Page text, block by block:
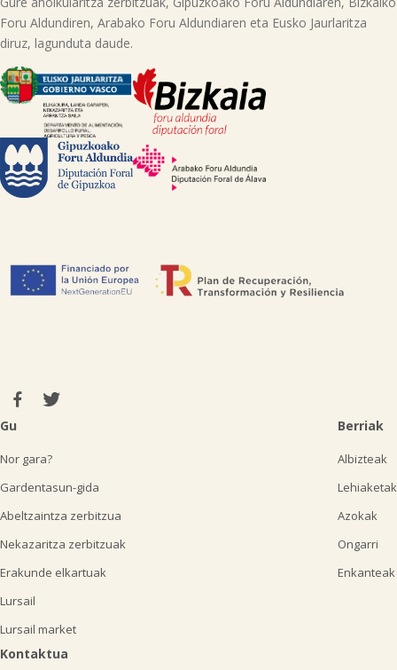
Foru Aldundiren, Arabako Foru Aldundiaren eta Eusko Jaurlaritza
diruz, lagunduta daude.
Gu
Nor gara?
Gardentasun-gida
Abeltzaintza zerbitzua
Nekazaritza zerbitzuak
Erakunde elkartuak
Lursail
Lursail market
Berriak
Albizteak
Lehiaketak
Azokak
Ongarri
Enkanteak
Kontaktua